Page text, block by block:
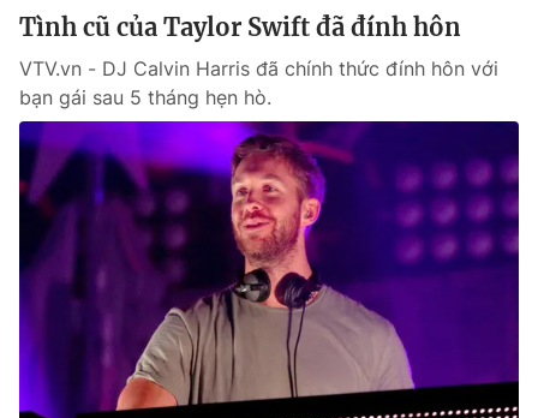
Tình cũ của Taylor Swift đã đính hôn
VTV.vn - DJ Calvin Harris đã chính thức đính hôn với
bạn gái sau 5 tháng hẹn hò.